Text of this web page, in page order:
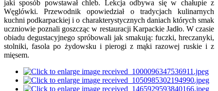
jaki sposób powstawał chleb. Lekcja odbywa się w chałupie z
Węglówki. Przewodnik opowiedział o tradycjach kulinarnych
kuchni podkarpackiej i o charakterystycznych daniach których smak
uczniowie poznali goszcząc w restauracji Karpackie Jadło. W czasie
obiadu degustacyjnego spróbowali jak smakują: fuczki, hreczanyki,
stolniki, fasola po żydowsku i pierogi z mąki razowej ruskie i z
mięsem.